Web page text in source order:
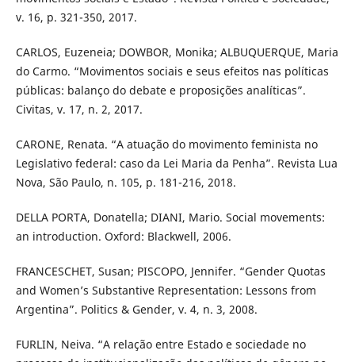
v. 16, p. 321-350, 2017.
CARLOS, Euzeneia; DOWBOR, Monika; ALBUQUERQUE, Maria
do Carmo. “Movimentos sociais e seus efeitos nas políticas
públicas: balanço do debate e proposições analíticas”.
Civitas, v. 17, n. 2, 2017.
CARONE, Renata. “A atuação do movimento feminista no
Legislativo federal: caso da Lei Maria da Penha”. Revista Lua
Nova, São Paulo, n. 105, p. 181-216, 2018.
DELLA PORTA, Donatella; DIANI, Mario. Social movements:
an introduction. Oxford: Blackwell, 2006.
FRANCESCHET, Susan; PISCOPO, Jennifer. “Gender Quotas
and Women’s Substantive Representation: Lessons from
Argentina”. Politics & Gender, v. 4, n. 3, 2008.
FURLIN, Neiva. “A relação entre Estado e sociedade no